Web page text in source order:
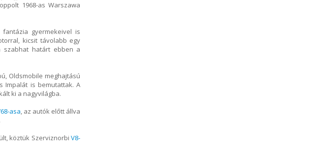
1968-as Warszawa
gyermekeivel is
kicsit távolabb egy
szabhat határt ebben a
Oldsmobile meghajtású
Impalát is bemutattak. A
ki a nagyvilágba.
’68-asa, az autók előtt állva
köztük SzerviznorbiV8-